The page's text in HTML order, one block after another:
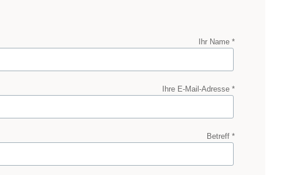
Ihr Name *
Ihre E-Mail-Adresse *
Betreff *